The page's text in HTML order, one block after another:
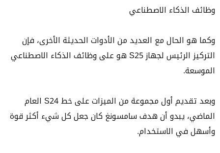
وظائف الذكاء الاصطناعي
وكما هو الحال مع العديد من الأدوات الحديثة الأخرى، فإن
التركيز الرئيس لجهاز S25 هو على وظائف الذكاء الاصطناعي
الموسعة.
وبعد تقديم أول مجموعة من الميزات على خط S24 العام
الماضي، يبدو أن هدف سامسونغ كان جعل كل شيء أكثر قوة
وأسهل في الاستخدام.